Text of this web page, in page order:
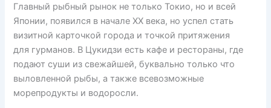
Главный рыбный рынок не только Токио, но и всей
Японии, появился в начале XX века, но успел стать
визитной карточкой города и точкой притяжения
для гурманов. В Цукидзи есть кафе и рестораны, где
подают суши из свежайшей, буквально только что
выловленной рыбы, а также всевозможные
морепродукты и водоросли.